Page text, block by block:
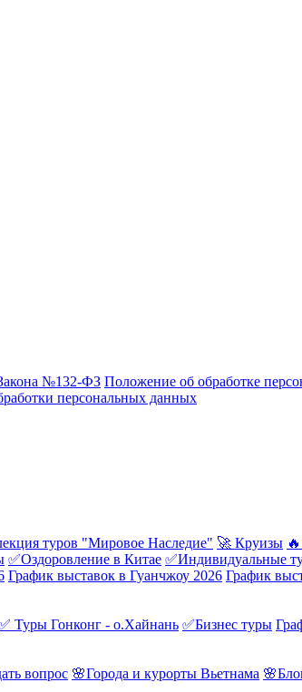
№132-ФЗ Положение об обработке
персональных данных
туров "Мировое Наследие" 🚀 Круизы
✅Оздоровление в Китае ✅Индивидуальные
График выставок в Гуанчжоу 2026 График
Туры Гонконг - о.Хайнань ✅Бизнес туры
вопрос 🌸Города и курорты Вьетнама